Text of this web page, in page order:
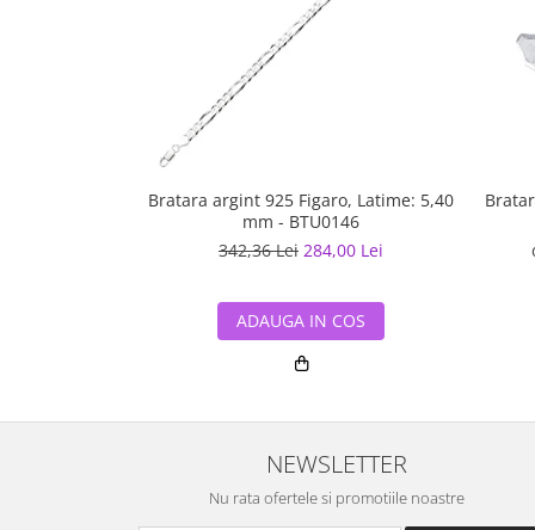
Bratara argint 925 Figaro, Latime: 5,40
mm - BTU0146
342,36 Lei 284,00 Lei
ADAUGA IN COS
NEWSLETTER
Nu rata ofertele si promotiile noastre